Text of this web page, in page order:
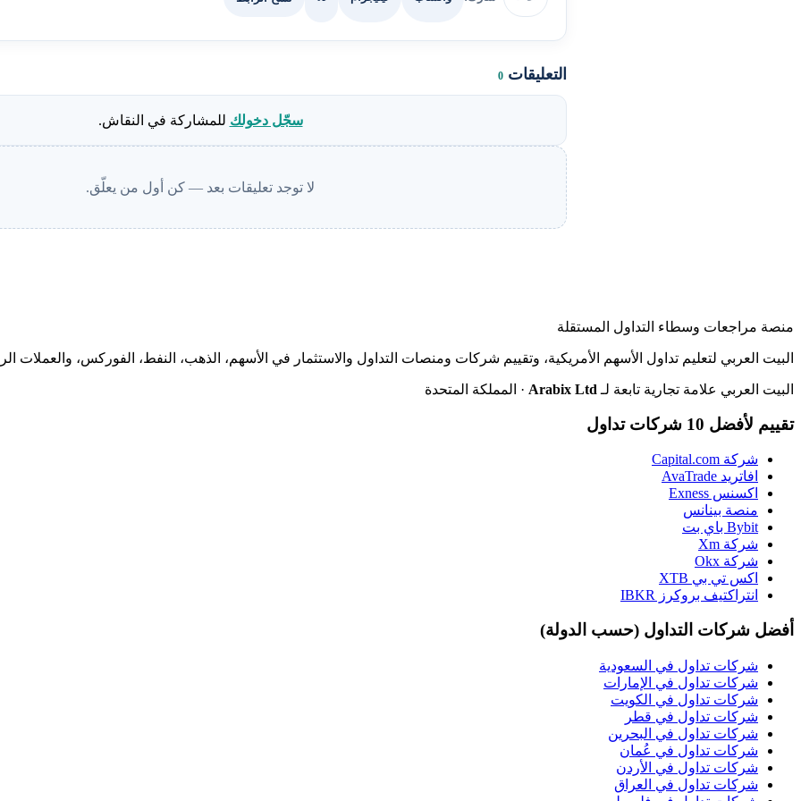
التعليقات 0
سجّل دخولك للمشاركة في النقاش.
لا توجد تعليقات بعد — كن أول من يعلّق.
منصة مراجعات وسطاء التداول المستقلة
البيت العربي لتعليم تداول الأسهم الأمريكية، وتقييم شركات ومنصات التداول والاستثمار في الأسهم، الذهب، النفط، الفوركس، والعملات
البيت العربي علامة تجارية تابعة لـ Arabix Ltd · المملكة المتحدة
تقييم لأفضل 10 شركات تداول
شركة Capital.com
افاتريد AvaTrade
اكسنس Exness
منصة بينانس
Bybit باي بت
شركة Xm
شركة Okx
اكس تي بي XTB
انتراكتيف بروكرز IBKR
أفضل شركات التداول (حسب الدولة)
شركات تداول في السعودية
شركات تداول في الإمارات
شركات تداول في الكويت
شركات تداول في قطر
شركات تداول في البحرين
شركات تداول في عُمان
شركات تداول في الأردن
شركات تداول في العراق